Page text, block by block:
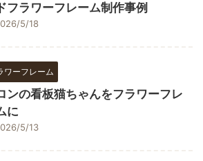
フラワーフレーム制作事例
5/18
ワーフレーム
ンの看板猫ちゃんをフラワーフレ
に
5/13